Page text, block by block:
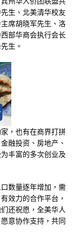
生、北美清华校友
席胡晓军先生、洛
部华商会执行会长
生。
，也有在商界打拼
融投资、房地产、
丰富的多次创业及
数量逐年增加，需
效力的合作平台，
还祝愿，全美华人
意协作支持，共同